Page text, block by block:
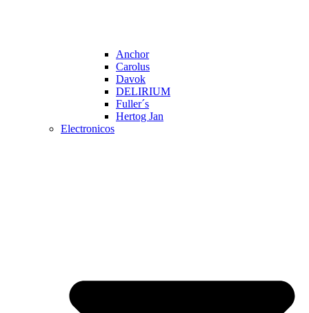
Anchor
Carolus
Davok
DELIRIUM
Fuller´s
Hertog Jan
Electronicos